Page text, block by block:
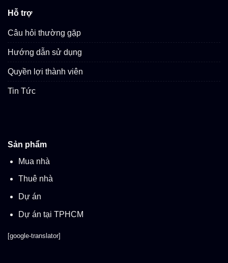
Hỗ trợ
Câu hỏi thường gặp
Hướng dẫn sử dụng
Quyền lợi thành viên
Tin Tức
Sản phẩm
Mua nhà
Thuê nhà
Dự án
Dự án tại TPHCM
[google-translator]